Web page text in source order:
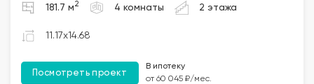
181.7 м 2 4 комнаты 2 этажа
11.17x14.68
Посмотреть проект
В ипотеку
от 60 045 ₽/мес.